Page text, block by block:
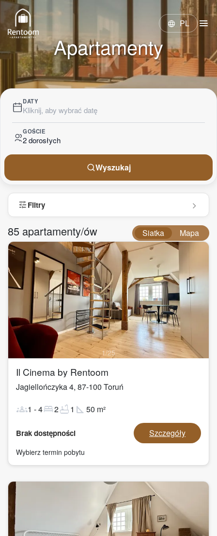
language PL menu
Apartamenty
DATY
Kliknij, aby wybrać datę
GOŚCIE
2 dorosłych
Wyszukaj
tuneFiltry
85 apartamenty/ów Siatka Mapa
1/25
Il Cinema by Rentoom
Jagiellończyka 4, 87-100 Toruń
groups1 -4bed2bathtub1 square_foot 50 m²
Brak dostępności Szczegóły
Wybierz termin pobytu